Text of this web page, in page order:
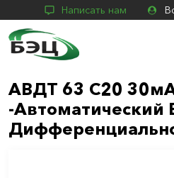
Написать нам
АВДТ 63 С20
-Автоматический